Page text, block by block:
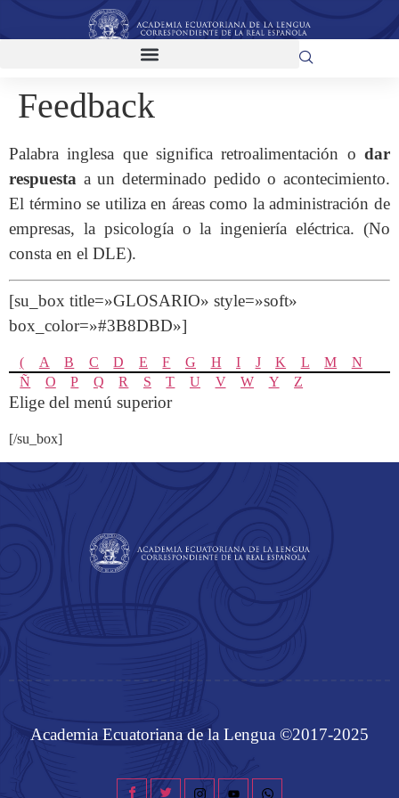
Feedback
Palabra inglesa que significa retroalimentación o dar
respuesta a un determinado pedido o acontecimiento.
El término se utiliza en áreas como la administración de
empresas, la psicología o la ingeniería eléctrica. (No
consta en el DLE).
[su_box title=»GLOSARIO» style=»soft»
box_color=»#3B8DBD»]
( A B C D E F G H I J K L M
N
Ñ
O P Q R S T U V W Y Z
Elige del menú superior
[/su_box]
Academia Ecuatoriana de la Lengua ©2017-2025